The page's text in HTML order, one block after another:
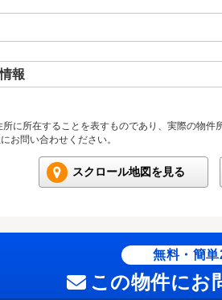
報
に所在することを表すものであり、実際の物件
お問い合わせください。
スクロール地図を見る
無料・簡単
この物件にお